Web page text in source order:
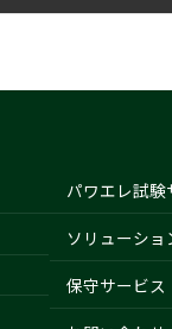
パワエレ試験
ソリューショ
保守サービス